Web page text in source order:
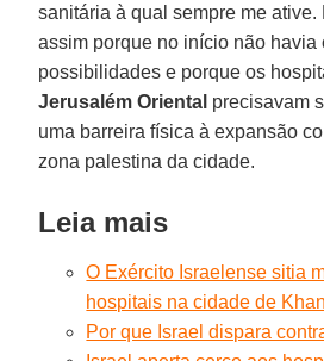
sanitária à qual sempre me ative.
assim porque no início não havia
possibilidades e porque os
Jerusalém Oriental precisavam
uma barreira física à expansão
zona palestina da cidade.
Leia mais
O Exército Israelense sitia
hospitais na cidade de
Por que Israel dispara